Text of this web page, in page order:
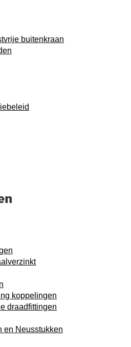
buitenkraan
koppelingen
draadfittingen
en Neusstukken